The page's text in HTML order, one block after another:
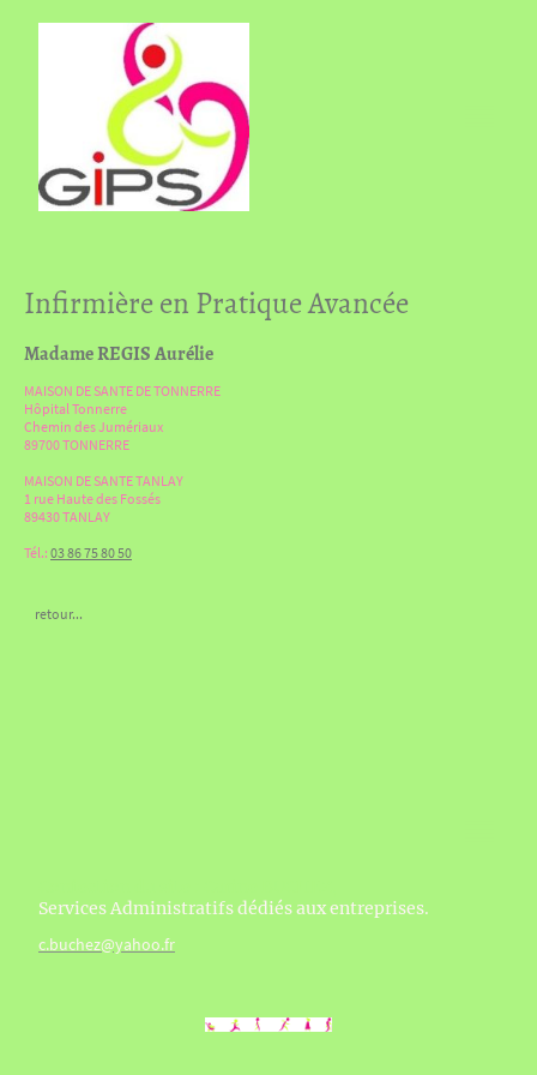
Infirmière en Pratique Avancée
Madame REGIS Aurélie
MAISON DE SANTE DE TONNERRE
Hôpital Tonnerre
Chemin des Jumériaux
89700 TONNERRE
MAISON DE SANTE TANLAY
1 rue Haute des Fossés
89430 TANLAY
Tél.: 03 86 75 80 50
retour...
Services Administratifs dédiés aux entreprises.
c.buchez@yahoo.fr